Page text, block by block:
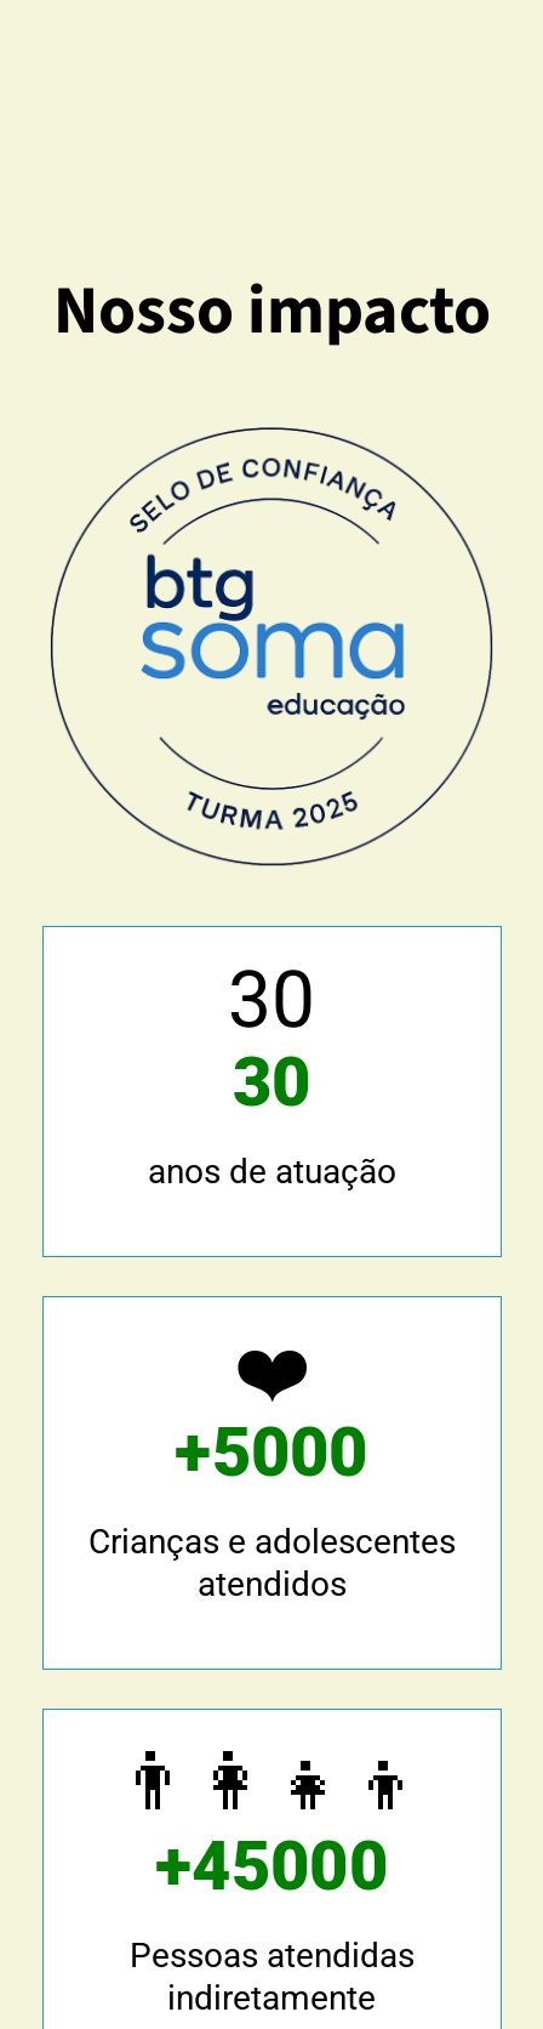
Nosso impacto
30
30
anos de atuação
❤️
+5000
Crianças e adolescentes
atendidos
👨‍👩‍👧‍👦
+45000
Pessoas atendidas
indiretamente